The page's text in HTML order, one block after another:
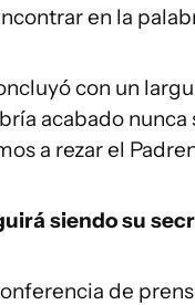
en la
con un
acabado
a rezar el
siendo su
de